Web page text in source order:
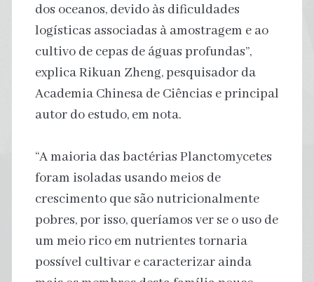
dos oceanos, devido às dificuldades
logísticas associadas à amostragem e ao
cultivo de cepas de águas profundas”,
explica Rikuan Zheng, pesquisador da
Academia Chinesa de Ciências e principal
autor do estudo, em nota.
“A maioria das bactérias Planctomycetes
foram isoladas usando meios de
crescimento que são nutricionalmente
pobres, por isso, queríamos ver se o uso de
um meio rico em nutrientes tornaria
possível cultivar e caracterizar ainda